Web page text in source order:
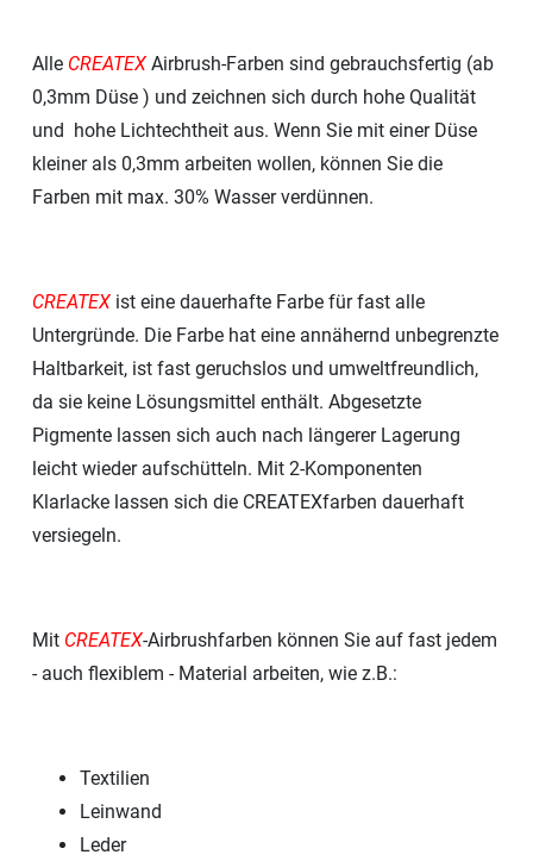
Alle CREATEX Airbrush-Farben sind gebrauchsfertig (ab
0,3mm Düse ) und zeichnen sich durch hohe Qualität
und hohe Lichtechtheit aus. Wenn Sie mit einer Düse
kleiner als 0,3mm arbeiten wollen, können Sie die
Farben mit max. 30% Wasser verdünnen.
CREATEX ist eine dauerhafte Farbe für fast alle
Untergründe. Die Farbe hat eine annähernd unbegrenzte
Haltbarkeit, ist fast geruchslos und umweltfreundlich,
da sie keine Lösungsmittel enthält. Abgesetzte
Pigmente lassen sich auch nach längerer Lagerung
leicht wieder aufschütteln. Mit 2-Komponenten
Klarlacke lassen sich die CREATEXfarben dauerhaft
versiegeln.
Mit CREATEX-Airbrushfarben können Sie auf fast jedem
- auch flexiblem - Material arbeiten, wie z.B.:
Textilien
Leinwand
Leder